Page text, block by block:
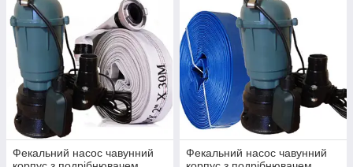
Фекальний насос чавунний
Фекальний насос чавунний